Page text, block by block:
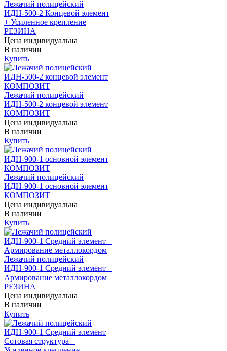
Лежачий полицейский
ИДН-500-2 Концевой элемент
+ Усиленное крепление
РЕЗИНА
Цена индивидуальна
В наличии
Купить
Лежачий полицейский
ИДН-500-2 концевой элемент
КОМПОЗИТ
Цена индивидуальна
В наличии
Купить
Лежачий полицейский
ИДН-900-1 основной элемент
КОМПОЗИТ
Цена индивидуальна
В наличии
Купить
Лежачий полицейский
ИДН-900-1 Средний элемент +
Армирование металлокордом
РЕЗИНА
Цена индивидуальна
В наличии
Купить